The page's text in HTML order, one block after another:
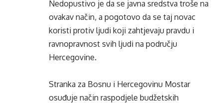
Nedopustivo je da se javna sredstva troše na
ovakav način, a pogotovo da se taj novac
koristi protiv ljudi koji zahtjevaju pravdu i
ravnopravnost svih ljudi na području
Hercegovine.
Stranka za Bosnu i Hercegovinu Mostar
osuđuje način raspodjele budžetskih